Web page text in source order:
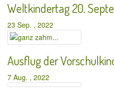
Weltkindertag 20.
23 Sep. , 2022
Ausflug der
7 Aug. , 2022